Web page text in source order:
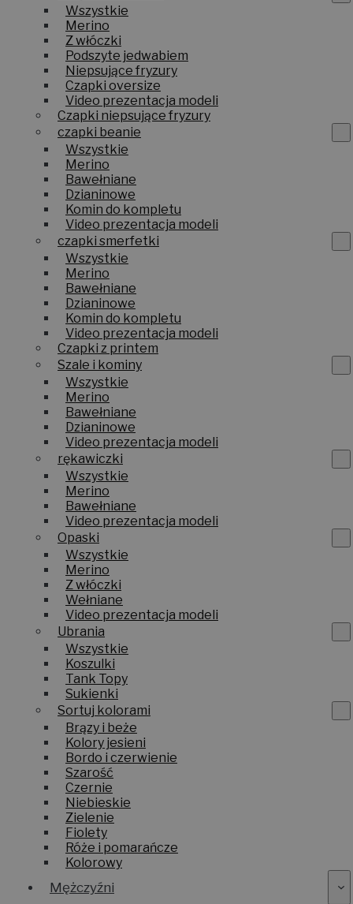
Czapki handmade
Wszystkie
Merino
Z włóczki
Podszyte jedwabiem
Niepsujące fryzury
Czapki oversize
Video prezentacja modeli
Czapki niepsujące fryzury
czapki beanie
Wszystkie
Merino
Bawełniane
Dzianinowe
Komin do kompletu
Video prezentacja modeli
czapki smerfetki
Wszystkie
Merino
Bawełniane
Dzianinowe
Komin do kompletu
Video prezentacja modeli
Czapki z printem
Szale i kominy
Wszystkie
Merino
Bawełniane
Dzianinowe
Video prezentacja modeli
rękawiczki
Wszystkie
Merino
Bawełniane
Video prezentacja modeli
Opaski
Wszystkie
Merino
Z włóczki
Wełniane
Video prezentacja modeli
Ubrania
Wszystkie
Koszulki
Tank Topy
Sukienki
Sortuj kolorami
Brązy i beże
Kolory jesieni
Bordo i czerwienie
Szarość
Czernie
Niebieskie
Zielenie
Fiolety
Róże i pomarańcze